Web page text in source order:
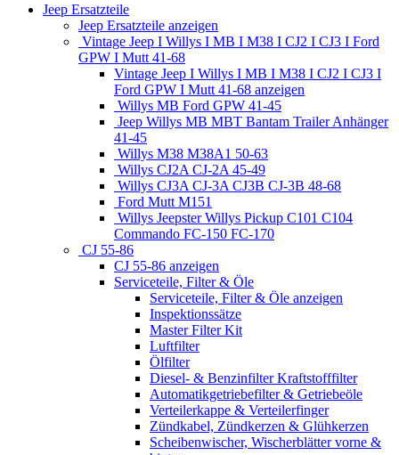
Jeep Ersatzteile
Jeep Ersatzteile anzeigen
Vintage Jeep I Willys I MB I M38 I CJ2 I CJ3 I Ford
GPW I Mutt 41-68
Vintage Jeep I Willys I MB I M38 I CJ2 I CJ3 I
Ford GPW I Mutt 41-68 anzeigen
Willys MB Ford GPW 41-45
Jeep Willys MB MBT Bantam Trailer Anhänger
41-45
Willys M38 M38A1 50-63
Willys CJ2A CJ-2A 45-49
Willys CJ3A CJ-3A CJ3B CJ-3B 48-68
Ford Mutt M151
Willys Jeepster Willys Pickup C101 C104
Commando FC-150 FC-170
CJ 55-86
CJ 55-86 anzeigen
Serviceteile, Filter & Öle
Serviceteile, Filter & Öle anzeigen
Inspektionssätze
Master Filter Kit
Luftfilter
Ölfilter
Diesel- & Benzinfilter Kraftstofffilter
Automatikgetriebefilter & Getriebeöle
Verteilerkappe & Verteilerfinger
Zündkabel, Zündkerzen & Glühkerzen
Scheibenwischer, Wischerblätter vorne &